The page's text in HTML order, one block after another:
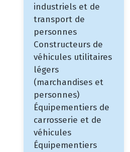
industriels et de
transport de
personnes
Constructeurs de
véhicules utilitaires
légers
(marchandises et
personnes)
Équipementiers de
carrosserie et de
véhicules
Équipementiers